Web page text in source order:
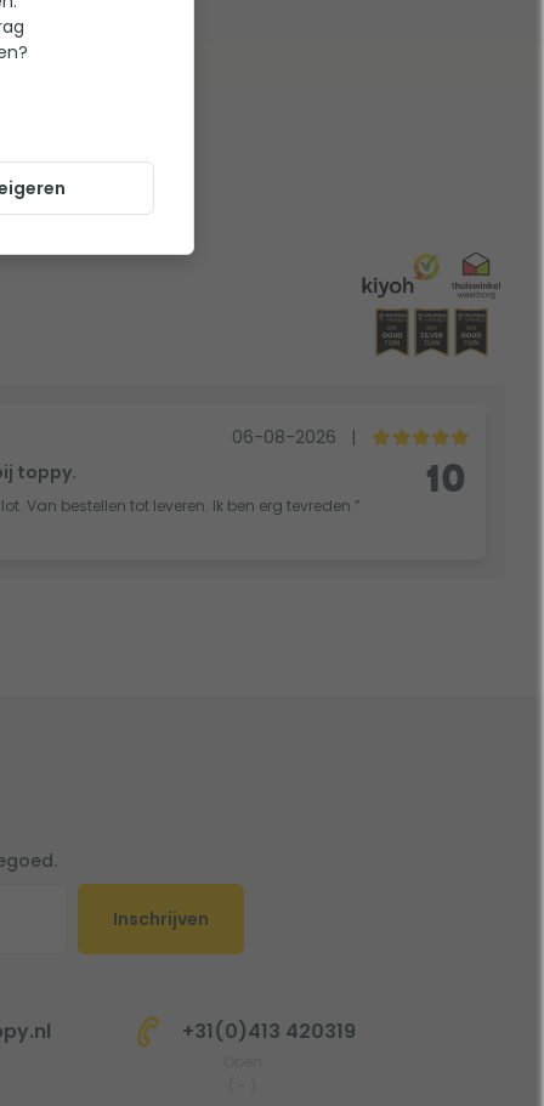
06-08-2026
|
toppy.
Van bestellen tot leveren. Ik ben erg tevreden.”
10
Inschrijven
+31(0)413 420319